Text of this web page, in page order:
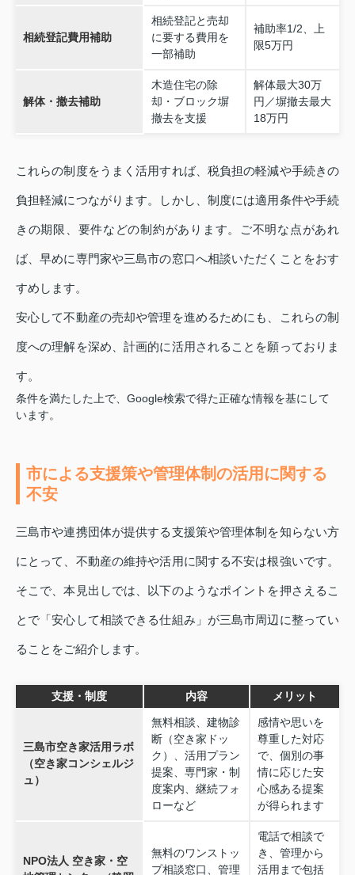
相続登記費用補助
相続登記と売却
に要する費用を
一部補助
補助率1/2、上
限5万円
解体・撤去補助
木造住宅の除
却・ブロック塀
撤去を支援
解体最大30万
円／塀撤去最大
18万円
これらの制度をうまく活用すれば、税負担の軽減や手続きの
負担軽減につながります。しかし、制度には適用条件や手続
きの期限、要件などの制約があります。ご不明な点があれ
ば、早めに専門家や三島市の窓口へ相談いただくことをおす
すめします。
安心して不動産の売却や管理を進めるためにも、これらの制
度への理解を深め、計画的に活用されることを願っておりま
す。
条件を満たした上で、Google検索で得た正確な情報を基にして
います。
市による支援策や管理体制の活用に関する
不安
三島市や連携団体が提供する支援策や管理体制を知らない方
にとって、不動産の維持や活用に関する不安は根強いです。
そこで、本見出しでは、以下のようなポイントを押さえるこ
とで「安心して相談できる仕組み」が三島市周辺に整ってい
ることをご紹介します。
支援・制度 内容 メリット
三島市空き家活用ラボ
（空き家コンシェルジ
ュ）
無料相談、建物診
断（空き家ドッ
ク）、活用プラン
提案、専門家・制
度案内、継続フォ
ローなど
感情や思いを
尊重した対応
で、個別の事
情に応じた安
心感ある提案
が得られます
NPO法人 空き家・空
無料のワンストッ
プ相談窓口、管理
電話で相談で
き、管理から
活用まで包括